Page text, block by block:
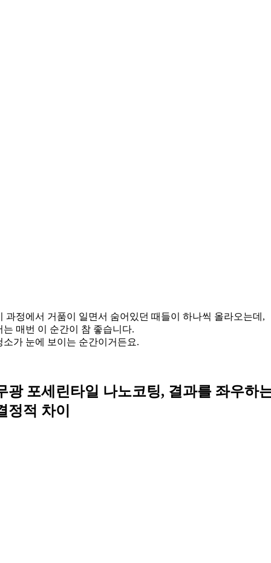
과정에서 거품이 일면서 숨어있던 때들이 하나씩 올라오는데,
는 매번 이 순간이 참 좋습니다.
소가 눈에 보이는 순간이거든요.
광 포세린타일 나노코팅, 결과를 좌우하
정적 차이